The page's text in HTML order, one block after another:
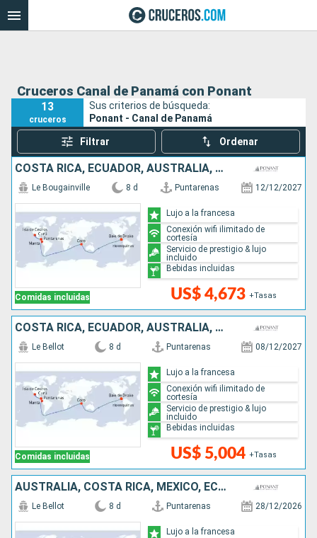
Cruceros Canal de Panamá con Ponant
13
cruceros
Sus criterios de búsqueda:
Ponant - Canal de Panamá
Filtrar Ordenar
COSTA RICA, ECUADOR, AUSTRALIA, MÉXICO
Comidas incluidas
Le Bougainville 8 d Puntarenas 12/12/2027
US$ 4,673 +Tasas
Lujo a la francesa
Conexión wifi ilimitado de
cortesía
Servicio de prestigio & lujo
incluido
Bebidas incluidas
COSTA RICA, ECUADOR, AUSTRALIA, MÉXICO
Comidas incluidas
Le Bellot 8 d Puntarenas 08/12/2027
US$ 5,004 +Tasas
Lujo a la francesa
Conexión wifi ilimitado de
cortesía
Servicio de prestigio & lujo
incluido
Bebidas incluidas
AUSTRALIA, COSTA RICA, MÉXICO, ECUADOR
Le Bellot 8 d Puntarenas 28/12/2026
Lujo a la francesa